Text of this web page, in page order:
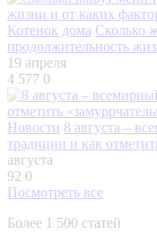
Котенок дома Сколько
продолжительность
19 апреля
4 577 0
Новости 8 августа –
традиции и как
августа
92 0
Посмотреть все
Более 1 500 статей